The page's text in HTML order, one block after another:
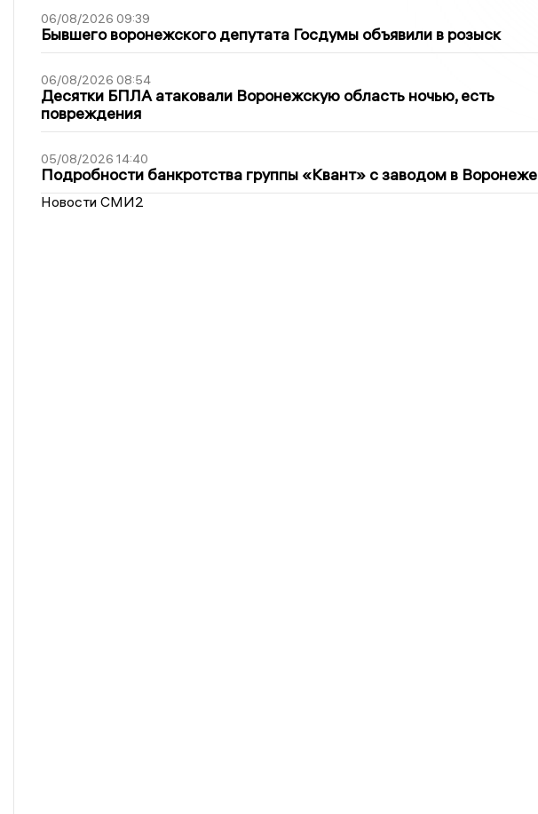
06/08/2026 09:39
Бывшего воронежского депутата Госдумы объявили в розыск
06/08/2026 08:54
Десятки БПЛА атаковали Воронежскую область ночью, есть
повреждения
05/08/2026 14:40
Подробности банкротства группы «Квант» с заводом в Воронеже
Новости СМИ2